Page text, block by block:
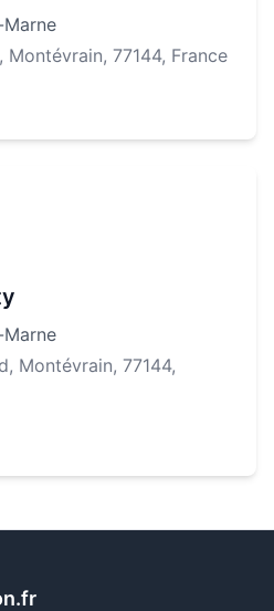
77144, France
Montévrain, 77144,